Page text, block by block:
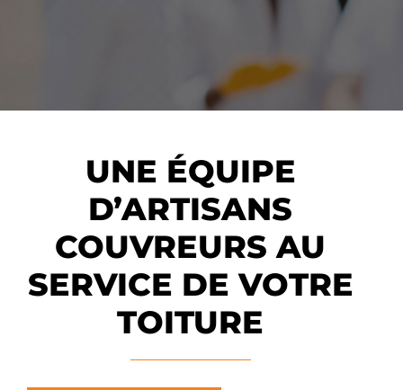
UNE ÉQUIPE
D’ARTISANS
COUVREURS AU
SERVICE DE VOTRE
TOITURE